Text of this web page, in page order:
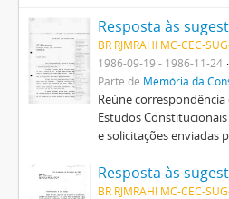
BR RJMRAHI MC-CEC-
1986-09-19 - 1986-11-24
Parte de Memória da
Reúne
Estudos
e solicitações enviadas
BR RJMRAHI MC-CEC-